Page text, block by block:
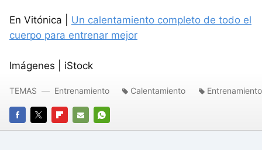
En Vitónica | Un calentamiento completo de todo el
cuerpo para entrenar mejor
Imágenes | iStock
FACEBOOK
TWITTERFLIPBOARD
E-
WHATSAPP
TEMAS Entrenamiento Calentamiento